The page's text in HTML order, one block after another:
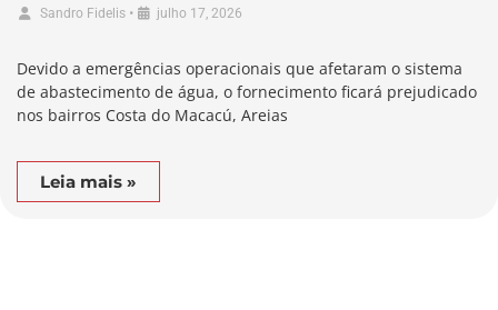
Município de Garopaba
Sandro Fidelis • julho 17, 2026
Devido a emergências operacionais que afetaram o sistema
de abastecimento de água, o fornecimento ficará prejudicado
nos bairros Costa do Macacú, Areias
Leia mais »